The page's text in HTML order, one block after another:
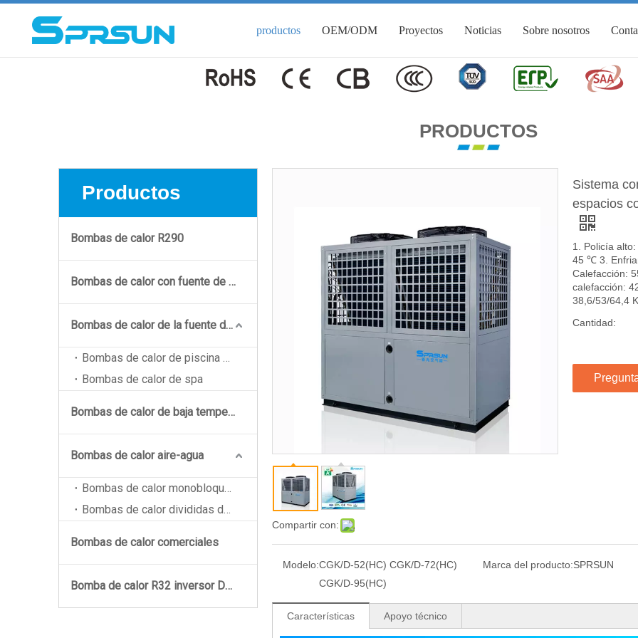
productos OEM/ODM Proyectos Noticias Sobre nosotros
PRODUCTOS
Productos
Bombas de calor R290
Bombas de calor con fuente de aire con inversor de CC
Bombas de calor de la fuente de aire de la piscina
Bombas de calor de piscina sobre el suelo
Bombas de calor de spa
Bombas de calor de baja temperatura EVI
Bombas de calor aire-agua
Bombas de calor monobloque de la serie IceField-M
Bombas de calor divididas de la serie IceField-S
Bombas de calor comerciales
Bomba de calor R32 inversor DC DC
Compartir con:
Sistema
espacios
1. Policía
45 ℃ 3.
Calefacción:
calefacción:
38,6/53/64,4
Cantidad:
Modelo:CGK/D-52(HC) CGK/D-72(HC)
CGK/D-95(HC)
Marca del producto:SPRSUN
Características Apoyo técnico